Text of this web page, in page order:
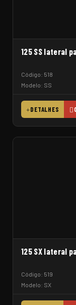
125 SS lateral
Código: 518
Modelo: SS
DETALHES
125 SX lateral
Código: 519
Modelo: SX